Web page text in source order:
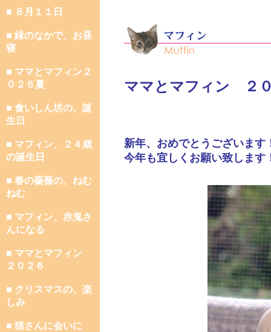
■ ８月１１日
■ 緑のなかで、お昼
寝
■ ママとマフィン２
０２６夏
■ 食いしん坊の、誕
生日
■ マフィン、２４歳
の誕生日
■ 春の薔薇の、ねむ
ねむ
■ マフィン、赤鬼さ
んになる
■ ママとマフィン
２０２６
■ クリスマスの、楽
しみ
■ 猫さんに会いに
ママとマフィン ２
新年、おめでとうございます
今年も宜しくお願い致します